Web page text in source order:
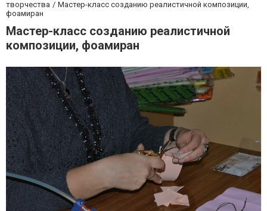
творчества
Мастер-класс созданию реалистичной композиции,
фоамиран
Мастер-класс созданию реалистичной
композиции, фоамиран